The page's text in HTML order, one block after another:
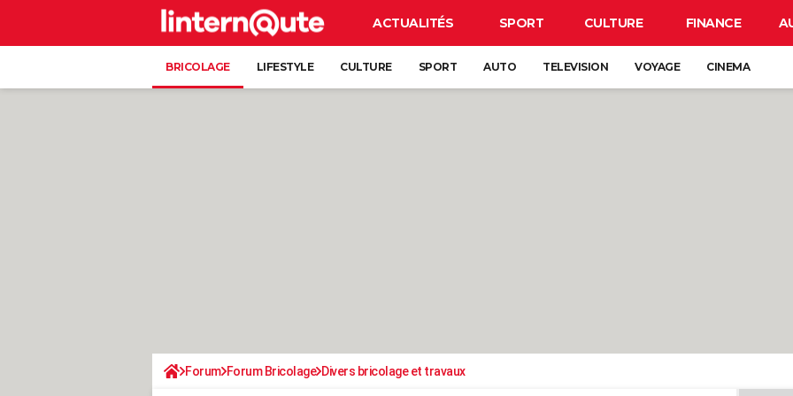
ACTUALITÉS SPORT CULTURE FINANCE
BRICOLAGE LIFESTYLE CULTURE SPORT AUTO TELEVISION VOYAGE CINEMA
Forum Forum Bricolage Divers bricolage et travaux